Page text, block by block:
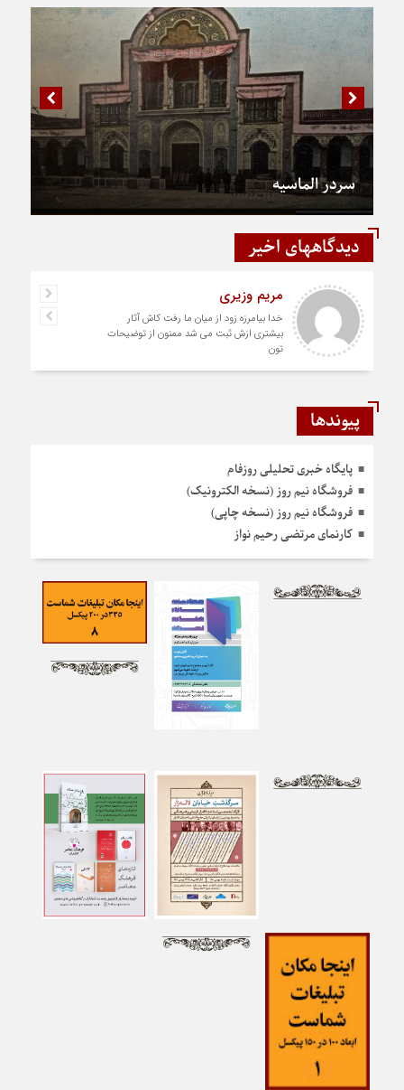
سردر الماسیه
دیدگاههای اخیر
رستمی
دست شما درد نکنه عجب کار ارزنده ای انجام
دادید نمونه نداره و نخواهد داشت
پیوندها
پایگاه خبری تحلیلی روزفام
فروشگاه نیم روز (نسخه الکترونیک)
فروشگاه نیم روز (نسخه چاپی)
کارنمای مرتضی رحیم نواز